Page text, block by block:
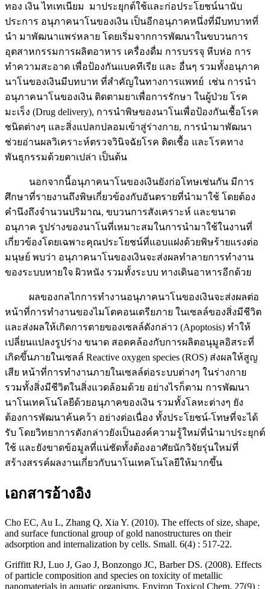
ทอง เงิน ไทเทเนียม มาประยุกต์ใช้และก่อประโยชน์นานับ
ประการ อนุภาคนาโนของเงิน เป็นอีกอนุภาคหนึ่งที่มีบทบาทที่
นำ มาพัฒนาแพร่หลาย โดยเริ่มจากการพัฒนาในขบวนการ
อุตสาหกรรมการผลิตอาหาร เครื่องดื่ม การบรรจุ หีบห่อ การ
ทำความสะอาด เพื่อป้องกันแบคทีเรีย และ อื่นๆ รวมทั้งอนุภาค
นาโนของเงินมีบทบาท ที่สำคัญในทางการแพทย์ เช่น การนำ
อนุภาคนาโนของเงิน ติดตามยาเพื่อการรักษา ในผู้ป่วย โรค
มะเร็ง (Drug delivery), การนำพิษของนาโนเพื่อป้องกันเชื้อโรค
ชนิดต่างๆ และสิ่งแปลกปลอมเข้าสู่ร่างกาย, การนำมาพัฒนา
ช่วยอ่านผลวิเคราะห์ตรวจวินิจฉัยโรค ติดเชื้อ และโรคทาง
พันธุกรรมด้วยตาเปล่า เป็นต้น
นอกจากนี้อนุภาคนาโนของเงินยังก่อโทษเช่นกัน มีการ
ศึกษาที่รายงานถึงพิษเกี่ยวข้องกับอันตรายที่นำมาใช้ โดยต้อง
คำนึงถึงจำนวนปริมาณ, ขบวนการสังเคราะห์ และขนาด
อนุภาค รูปร่างของนาโนที่เหมาะสมในการนำมาใช้ในงานที่
เกี่ยวข้องโดยเฉพาะคุณประโยชน์ที่แอบแฝงด้วยพิษร้ายแรงต่อ
มนุษย์ พบว่า อนุภาคนาโนของเงินจะส่งผลทำลายการทำงาน
ของระบบหายใจ ผิวหนัง รวมทั้งระบบ ทางเดินอาหารอีกด้วย
ผลของกลไกการทำงานอนุภาคนาโนของเงินจะส่งผลต่อ
หน้าที่การทำงานของไมโตคอนเดรียภาย ในเซลล์ของสิ่งมีชีวิต
และส่งผลให้เกิดการตายของเซลล์ดังกล่าว (Apoptosis) ทำให้
เปลี่ยนแปลงรูปร่าง ขนาด สอดคล้องกับการผลิตอนุมูลอิสระที่
เกิดขึ้นภายในเซลล์ Reactive oxygen species (ROS) ส่งผลให้สูญ
เสีย หน้าที่การทำงานภายในเซลล์ต่อระบบต่างๆ ในร่างกาย
รวมทั้งสิ่งมีชีวิตในสิ่งแวดล้อมด้วย อย่างไรก็ตาม การพัฒนา
นาโนเทคโนโลยีด้วยอนุภาคของเงิน รวมทั้งโลหะต่างๆ ยัง
ต้องการพัฒนาค้นคว้า อย่างต่อเนื่อง ทั้งประโยชน์-โทษที่จะได้
รับ โดยวิทยาการดังกล่าวยังเป็นองค์ความรู้ใหม่ที่นำมาประยุกต์
ใช้ และยังขาดข้อมูลที่แน่ชัดทั้งต้องอาศัยนักวิจัยรุ่นใหม่ที่
สร้างสรรค์ผลงานเกี่ยวกับนาโนเทคโนโลยีให้มากขึ้น
เอกสารอ้างอิง
Cho EC, Au L, Zhang Q, Xia Y. (2010). The effects of size, shape,
and surface functional group of gold nanostructures on their
adsorption and internalization by cells. Small. 6(4) : 517-22.
Griffitt RJ, Luo J, Gao J, Bonzongo JC, Barber DS. (2008). Effects
of particle composition and species on toxicity of metallic
nanomaterials in aquatic organisms. Environ Toxicol Chem. 27(9) :